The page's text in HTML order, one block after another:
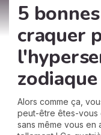
5
craquer
zodiaque
Alors comme ça,
peut-être êtes-vous
sans même vous en